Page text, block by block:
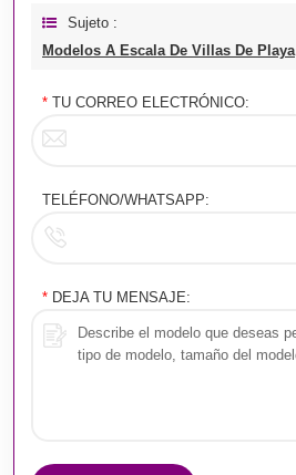
Sujeto :
Modelos A Escala De Villas De Playa
* TU CORREO ELECTRÓNICO:
TELÉFONO/WHATSAPP:
* DEJA TU MENSAJE: